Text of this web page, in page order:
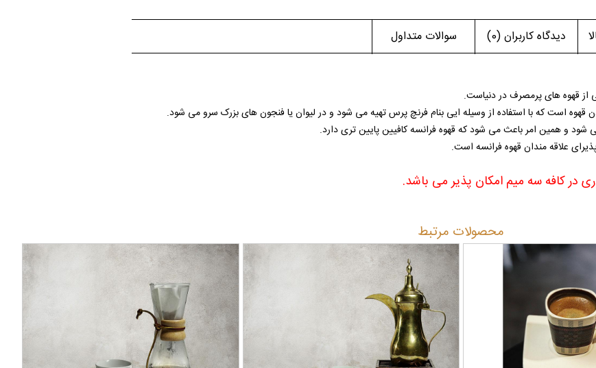
دیدگاه کاربران(0) سوالات متداول
از قهوه های پرمصرف در دنیاست.
است که با استفاده از وسیله ایی بنام فرنچ پرس تهیه می شود و در لیوان یا فنجون های بزرک سرو می شود.
شود و همین امر باعث می شود که قهوه فرانسه کافیین پایین تری دارد.
علاقه مندان قهوه فرانسه است.
در کافه سه میم امکان پذیر می باشد.
محصولات مرتبط